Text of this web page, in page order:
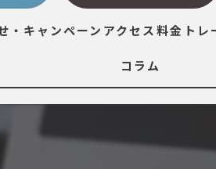
・キャンペーン アクセス料金 トレ
コラム